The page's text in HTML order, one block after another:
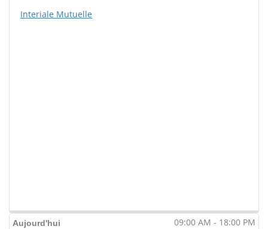
Interiale Mutuelle
Aujourd'hui 09:00 AM - 18:00 PM